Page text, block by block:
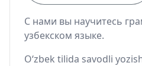
С нами вы научитесь
узбекском языке.
O‘zbek tilida savodli